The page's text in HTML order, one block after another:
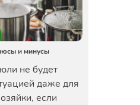
и минусы
не будет
даже для
если